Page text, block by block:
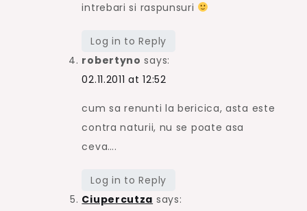
intrebari si raspunsuri
Log in to Reply
robertyno says:
02.11.2011 at 12:52
cum sa renunti la bericica, asta este
contra naturii, nu se poate asa
ceva….
Log in to Reply
Ciupercutza says: